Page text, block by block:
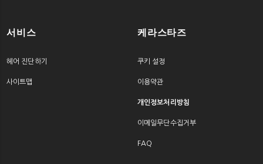
서비스
헤어 진단하기
사이트맵
케라스타즈
쿠키 설정
이용약관
개인정보처리방침
이메일무단수집거부
FAQ